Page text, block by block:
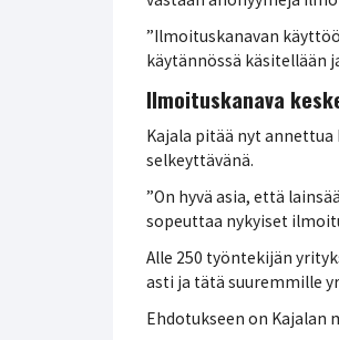
”Ilmoituskanavan
käytännössä käsitellään
Ilmoituskanava
Kajala pitää nyt
selkeyttävänä.
”On hyvä asia, että
sopeuttaa nykyiset
Alle 250 työntekijän
asti ja tätä suuremmille
Ehdotukseen on Kajalan